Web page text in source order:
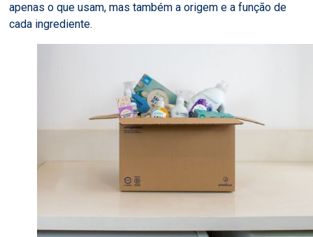
apenas o que usam, mas também a origem e a função de
cada ingrediente.